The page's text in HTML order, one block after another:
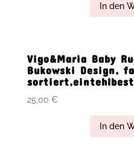
In den
Vigo&Maria Baby
Bukowski Design,
25,00 €
In den